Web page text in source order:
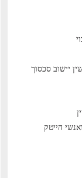
יישוב סכסוך
הייטק